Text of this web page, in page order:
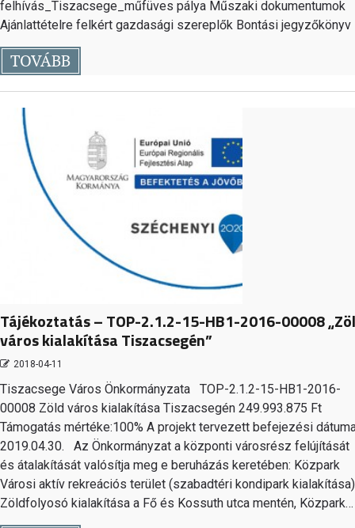
felhívás_Tiszacsege_műfüves pálya Műszaki dokumentumok
Ajánlattételre felkért gazdasági szereplők Bontási
TOVÁBB
Tájékoztatás – TOP-2.1.2-15-HB1-2016-00008
város kialakítása Tiszacsegén”
2018-04-11
Tiszacsege Város Önkormányzata TOP-2.1.2-15-HB1-2016-
00008 Zöld város kialakítása Tiszacsegén 249.993.875 Ft
Támogatás mértéke:100% A projekt tervezett befejezési
2019.04.30. Az Önkormányzat a központi városrész felújítását
és átalakítását valósítja meg e beruházás keretében: Közpark
Városi aktív rekreációs terület (szabadtéri kondipark kialakítása)
Zöldfolyosó kialakítása a Fő és Kossuth utca mentén, Közpark…